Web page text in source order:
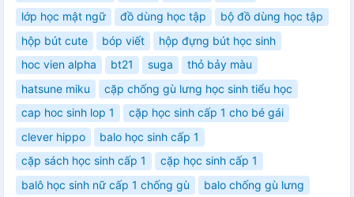
lớp học mật ngữ
đồ dùng học tập
bộ đồ dùng học tập
hộp bút cute
bóp viết
hộp đựng bút học sinh
hoc vien alpha
bt21 suga
thỏ bảy màu
hatsune miku
cặp chống gù lưng học sinh tiểu học
cap hoc sinh lop 1
cặp học sinh cấp 1 cho bé gái
clever hippo
balo học sinh cấp 1
cặp sách học sinh cấp 1
cặp học sinh cấp 1
balô học sinh nữ cấp 1 chống gù
balo chống gù lưng